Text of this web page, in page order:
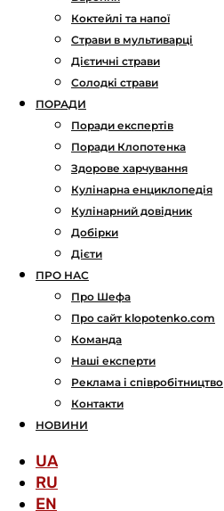
Коктейлі та напої
Страви в мультиварці
Дієтичні страви
Солодкі страви
ПОРАДИ
Поради експертів
Поради Клопотенка
Здорове харчування
Кулінарна енциклопедія
Кулінарний довідник
Добірки
Дієти
ПРО НАС
Про Шефа
Про сайт klopotenko.com
Команда
Наші експерти
Реклама і співробітництво
Контакти
НОВИНИ
UA
RU
EN